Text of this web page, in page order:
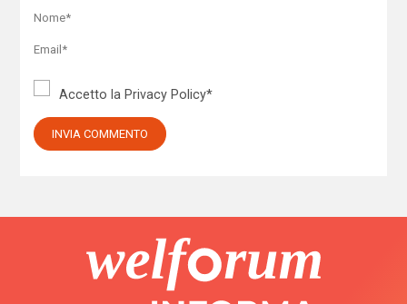
Accetto la Privacy Policy*